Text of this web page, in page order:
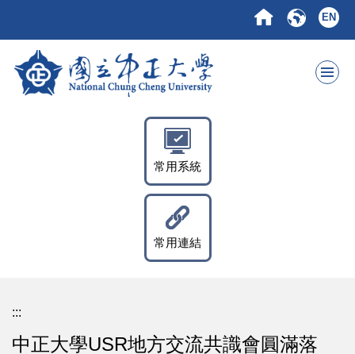
要
EN
常用系統
常用連結
:::
中正大學USR地方交流共識會圓滿落